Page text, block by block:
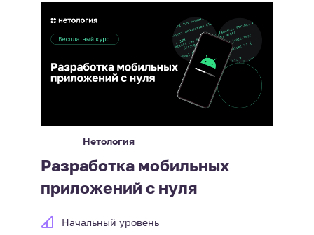
Нетология
Разработка мобильных
приложений с нуля
Начальный уровень